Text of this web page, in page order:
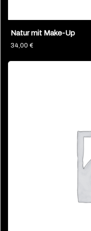
Natur mit Make-Up
34,00 €